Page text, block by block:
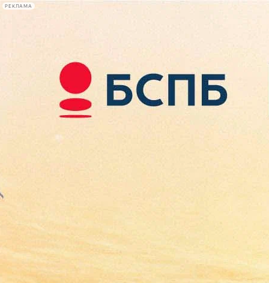
РЕКЛАМА
Сегодня:
2026.08.07
08:11
Афиша Plus